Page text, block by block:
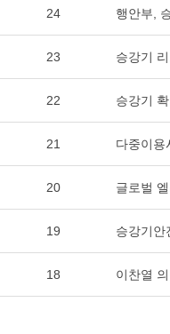
24 행안부,
23 승강기
22 승강기
21 다중이용
20 글로벌
19 승강기안
18 이찬열